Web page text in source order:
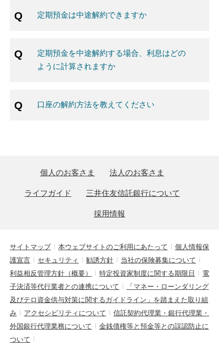
定期預金は中途解約できますか
定期預金を中途解約する場合、利息はどの
ように計算されますか
口座の解約方法を教えてください
個人のお客さま
法人のお客さま
ライフガイド
三井住友信託銀行について
採用情報
サイトマップ 本ウェブサイトのご利用にあたって
個人情報保
護宣言
セキュリティ 勧誘方針
当社の保険募集について
利益相反管理方針（概要）
特定投資家制度に関する期限日
電
子決済等代行業者との連携について
「マネー・ローンダリング
及びテロ資金供与対策に関するガイドライン」を踏まえた取り組
み
アクセシビリティについて
信託契約代理業・銀行代理業・
外国銀行代理業務について
金銭債権等と預金等との誤認防止に
ついて